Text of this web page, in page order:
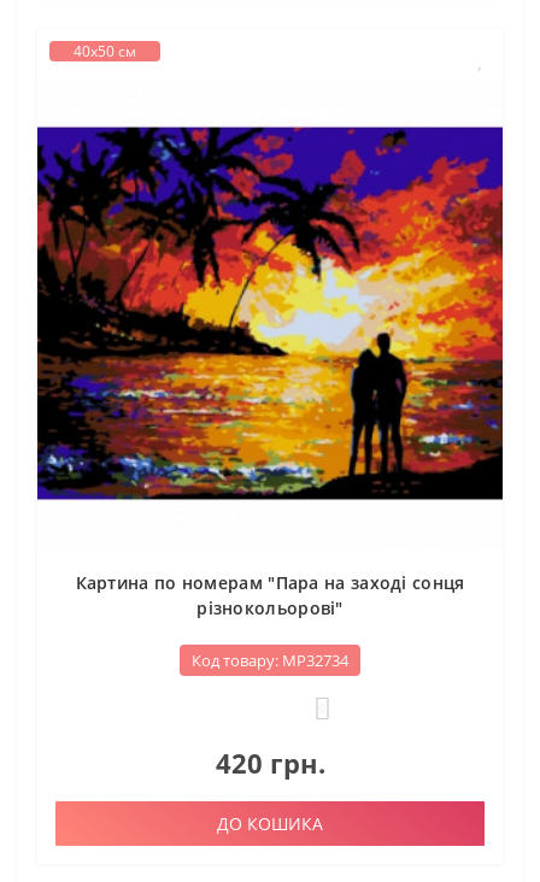
40х50 см
Картина по номерам "Пара на заході сонця
різнокольорові"
Код товару: МР32734
420 грн.
ДО КОШИКА